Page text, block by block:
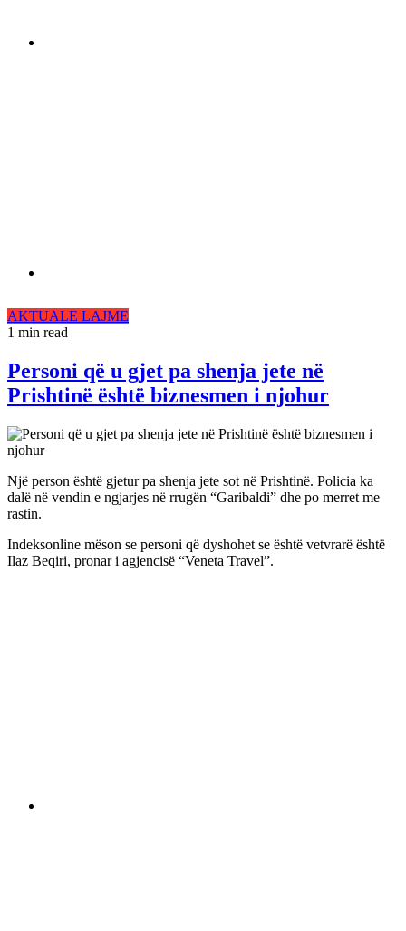
AKTUALE LAJME
1 min read
Personi që u gjet pa shenja jete në
Prishtinë është biznesmen i njohur
Një person është gjetur pa shenja jete sot në Prishtinë. Policia ka
dalë në vendin e ngjarjes në rrugën “Garibaldi” dhe po merret me
rastin.
Indeksonline mëson se personi që dyshohet se është vetvrarë është
Ilaz Beqiri, pronar i agjencisë “Veneta Travel”.